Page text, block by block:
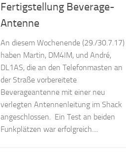
Fertigstellung Beverage-
Antenne
An diesem Wochenende (29./30.7.17)
haben Martin, DM4IM, und André,
DL1AS, die an den Telefonmasten an
der Straße vorbereitete
Beverageantenne mit einer neu
verlegten Antennenleitung im Shack
angeschlossen. Ein Test an beiden
Funkplätzen war erfolgreich....